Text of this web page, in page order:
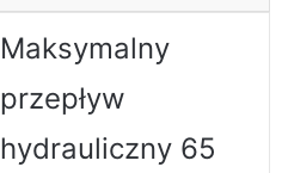
Maksymalny
przepływ
hydrauliczny 65